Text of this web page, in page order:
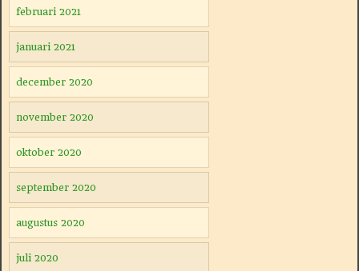
februari 2021
januari 2021
december 2020
november 2020
oktober 2020
september 2020
augustus 2020
juli 2020